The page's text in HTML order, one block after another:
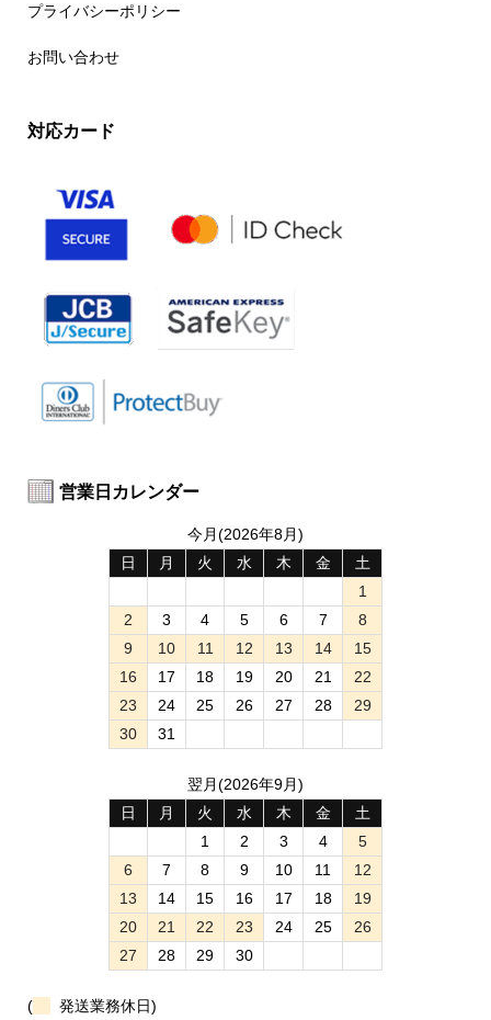
プライバシーポリシー
お問い合わせ
対応カード
営業日カレンダー
今月(2026年8月)
日
月 火 水 木 金
土
1
2
3 4 5 6 7
8
9
10 11 12 13 14
15
16
17 18 19 20 21
22
23
24 25 26 27 28
29
30
31
翌月(2026年9月)
日
月 火 水 木 金
土
1
2 3 4
5
6
7 8 9 10 11
12
13
14 15 16 17 18
19
20
21 22 23 24 25
26
27
28 29 30
( 発送業務休日)